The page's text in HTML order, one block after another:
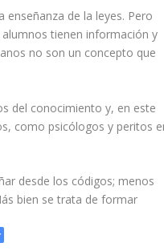
de la leyes. Pero
tienen información y
no son un concepto que
del conocimiento y, en este
como psicólogos y peritos
desde los códigos; menos
bien se trata de formar